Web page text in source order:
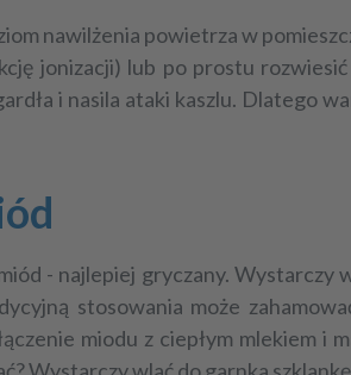
nawilżenia powietrza w
jonizacji) lub po prostu
i nasila ataki kaszlu. Dlatego
- najlepiej gryczany. Wystarczy
stosowania może
miodu z ciepłym mlekiem i